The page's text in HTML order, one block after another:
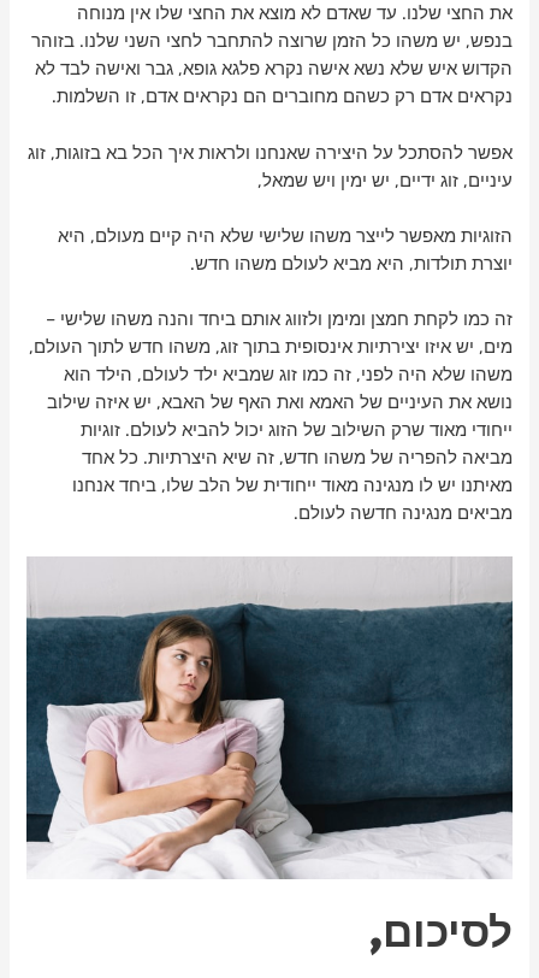
את החצי שלנו. עד שאדם לא מוצא את החצי שלו אין מנוחה
בנפש, יש משהו כל הזמן שרוצה להתחבר לחצי השני שלנו. בזוהר
הקדוש איש שלא נשא אישה נקרא פלגא גופא, גבר ואישה לבד לא
נקראים אדם רק כשהם מחוברים הם נקראים אדם, זו השלמות.
אפשר להסתכל על היצירה שאנחנו ולראות איך הכל בא בזוגות, זוג
עיניים, זוג ידיים, יש ימין ויש שמאל,
הזוגיות מאפשר לייצר משהו שלישי שלא היה קיים מעולם, היא
יוצרת תולדות, היא מביא לעולם משהו חדש.
זה כמו לקחת חמצן ומימן ולזווג אותם ביחד והנה משהו שלישי –
מים, יש איזו יצירתיות אינסופית בתוך זוג, משהו חדש לתוך העולם,
משהו שלא היה לפני, זה כמו זוג שמביא ילד לעולם, הילד הוא
נושא את העיניים של האמא ואת האף של האבא, יש איזה שילוב
ייחודי מאוד שרק השילוב של הזוג יכול להביא לעולם. זוגיות
מביאה להפריה של משהו חדש, זה שיא היצרתיות. כל אחד
מאיתנו יש לו מנגינה מאוד ייחודית של הלב שלו, ביחד אנחנו
מביאים מנגינה חדשה לעולם.
לסיכום,